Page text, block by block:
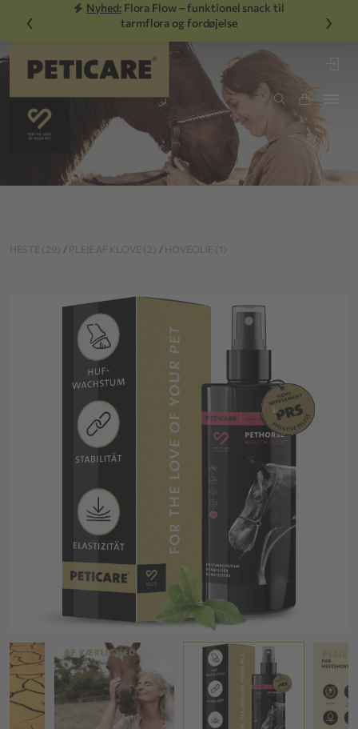
‹
Nyhed:Flora Flow – funktionel snack til
tarmflora og fordøjelse
›
HESTE (29) / PLEJE AF KLOVE (2) / HOVEOLIE (1)